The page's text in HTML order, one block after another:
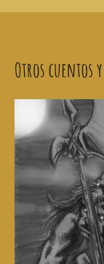
Otros cuentos